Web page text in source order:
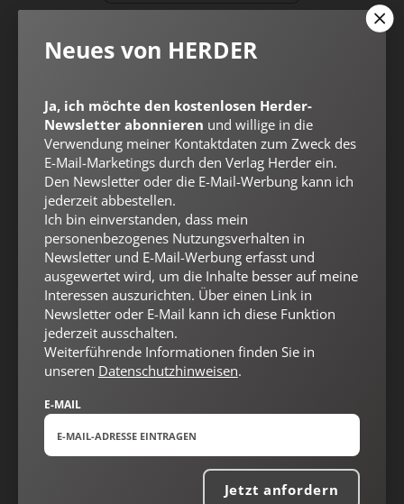
Nach oben
Neues von HERDER
Ja, ich möchte den kostenlosen Herder-
Newsletter abonnieren und willige in die
Verwendung meiner Kontaktdaten zum Zweck des
E-Mail-Marketings durch den Verlag Herder ein.
Den Newsletter oder die E-Mail-Werbung kann ich
jederzeit abbestellen.
Ich bin einverstanden, dass mein
personenbezogenes Nutzungsverhalten in
Newsletter und E-Mail-Werbung erfasst und
ausgewertet wird, um die Inhalte besser auf meine
Interessen auszurichten. Über einen Link in
Newsletter oder E-Mail kann ich diese Funktion
jederzeit ausschalten.
Weiterführende Informationen finden Sie in
unseren Datenschutzhinweisen.
E-MAIL
Jetzt anfordern